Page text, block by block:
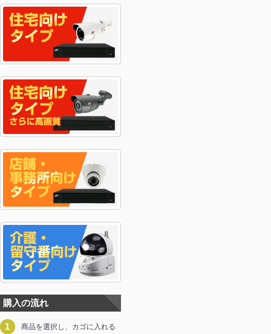
購入の流れ
商品を選択し、カゴに入れる